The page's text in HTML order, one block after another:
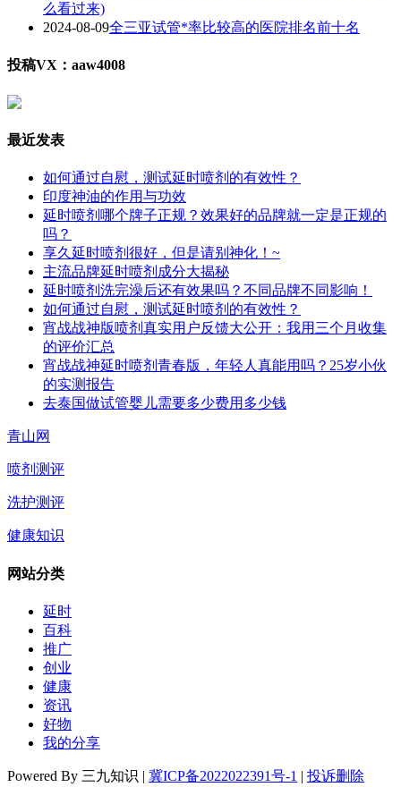
么看过来)
2024-08-09全三亚试管*率比较高的医院排名前十名
投稿VX：aaw4008
最近发表
如何通过自慰，测试延时喷剂的有效性？
印度神油的作用与功效
延时喷剂哪个牌子正规？效果好的品牌就一定是正规的
吗？
享久延时喷剂很好，但是请别神化！~
主流品牌延时喷剂成分大揭秘
延时喷剂洗完澡后还有效果吗？不同品牌不同影响！
如何通过自慰，测试延时喷剂的有效性？
宵战战神版喷剂真实用户反馈大公开：我用三个月收集
的评价汇总
宵战战神延时喷剂青春版，年轻人真能用吗？25岁小伙
的实测报告
去泰国做试管婴儿需要多少费用多少钱
青山网
喷剂测评
洗护测评
健康知识
网站分类
延时
百科
推广
创业
健康
资讯
好物
我的分享
Powered By 三九知识 | 冀ICP备2022022391号-1 | 投诉删除